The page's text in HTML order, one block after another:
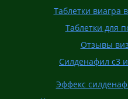
Таблетки виагра
Таблетки для
Отзывы
Силденафил с3
Эффекс